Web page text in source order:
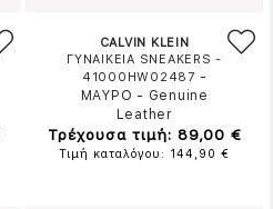
CALVIN KLEIN
ΓΥΝΑΙΚΕΙΑ SNEAKERS -
41000HW02487 -
ΜΑΥΡΟ - Genuine
Leather
Τρέχουσα τιμή: 89,00 €
Τιμή καταλόγου: 144,90 €